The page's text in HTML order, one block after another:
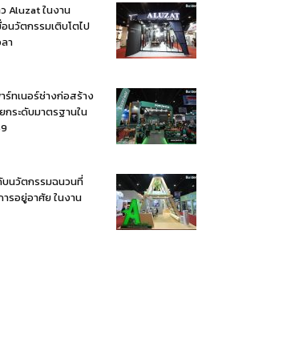
Aluzat ในงาน
นวัตกรรมเติบโตไป
า
ร์ทเนอร์ช่างก่อสร้าง
ระดับมาตรฐานใน
บนวัตกรรมฉนวนที่
รอยู่อาศัย ในงาน